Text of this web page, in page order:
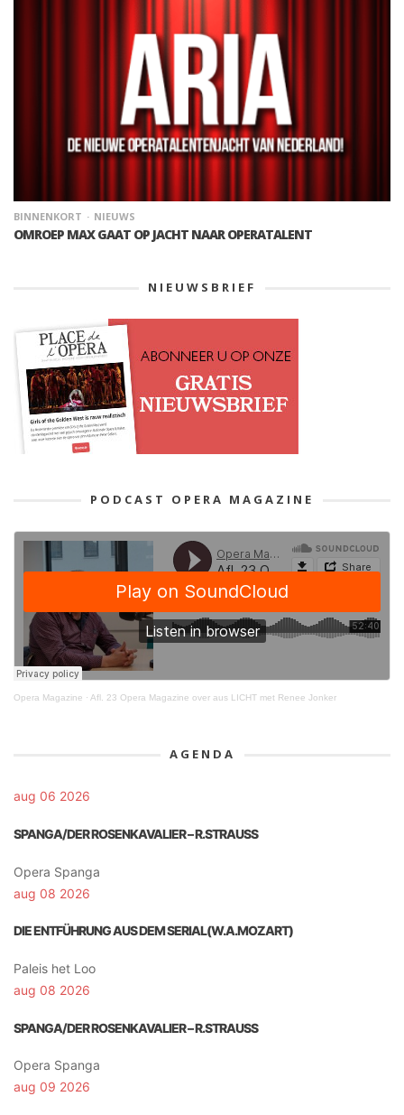
BINNENKORT NIEUWS
OMROEP MAX GAAT OP JACHT NAAR OPERATALENT
NIEUWSBRIEF
PODCAST OPERA MAGAZINE
Opera Magazine · Afl. 23 Opera Magazine over aus LICHT met Renee Jonker
AGENDA
aug 06 2026
SPANGA/DER ROSENKAVALIER – R.STRAUSS
Opera Spanga
aug 08 2026
DIE ENTFÜHRUNG AUS DEM SERIAL(W.A.MOZART)
Paleis het Loo
aug 08 2026
SPANGA/DER ROSENKAVALIER – R.STRAUSS
Opera Spanga
aug 09 2026